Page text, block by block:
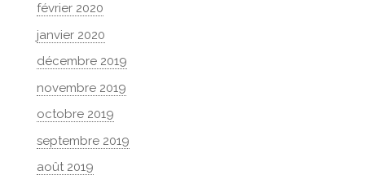
février 2020
janvier 2020
décembre 2019
novembre 2019
octobre 2019
septembre 2019
août 2019